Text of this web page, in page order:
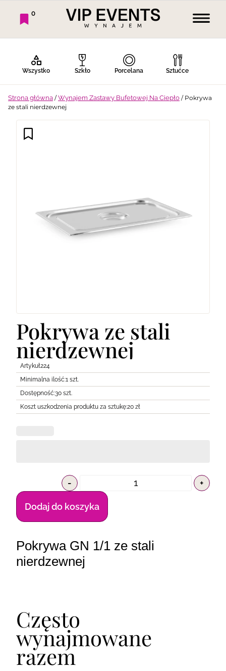
0
Wszystko Szkło Porcelana Sztućce
Gotowanie Piknik Namioty
Strona główna /Wynajem Zastawy Bufetowej Na Ciepło / Pokrywa
ze stali nierdzewnej
Pokrywa ze stali
nierdzewnej
Artykuł224
Minimalna ilość:1 szt.
Dostępność:30 szt.
Koszt uszkodzenia produktu za sztukę:20 zł
- +
Dodaj do koszyka
Pokrywa GN 1/1 ze stali
nierdzewnej
Często
wynajmowane
razem